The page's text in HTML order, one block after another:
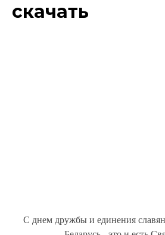
скачать
С днем дружбы и единения